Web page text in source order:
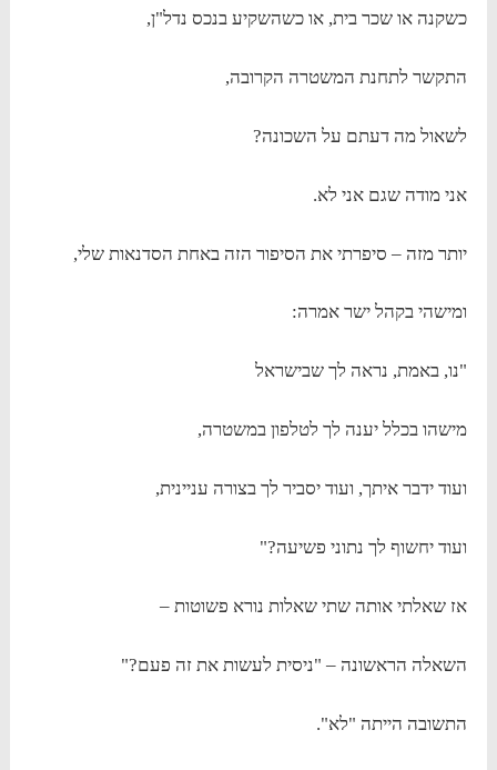
כשקנה או שכר בית, או כשהשקיע בנכס נדל"ן,
התקשר לתחנת המשטרה הקרובה,
לשאול מה דעתם על השכונה?
אני מודה שגם אני לא.
יותר מזה – סיפרתי את הסיפור הזה באחת הסדנאות שלי,
ומישהי בקהל ישר אמרה:
"נו, באמת, נראה לך שבישראל
מישהו בכלל יענה לך לטלפון במשטרה,
ועוד ידבר איתך, ועוד יסביר לך בצורה עניינית,
ועוד יחשוף לך נתוני פשיעה?"
אז שאלתי אותה שתי שאלות נורא פשוטות –
השאלה הראשונה – "ניסית לעשות את זה פעם?"
התשובה הייתה "לא".